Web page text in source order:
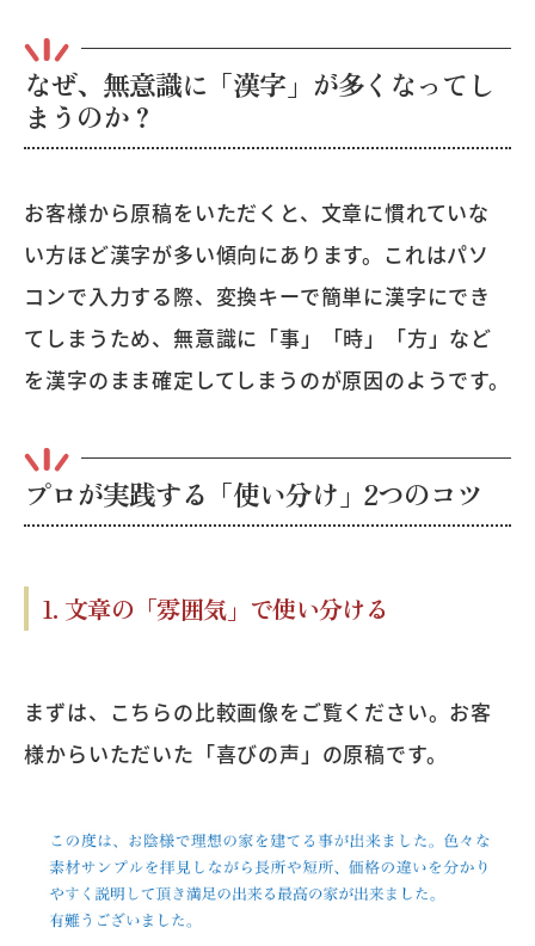
なぜ、無意識に「漢字」が多くなってし
まうのか？
お客様から原稿をいただくと、文章に慣れていな
い方ほど漢字が多い傾向にあります。これはパソ
コンで入力する際、変換キーで簡単に漢字にでき
てしまうため、無意識に「事」「時」「方」など
を漢字のまま確定してしまうのが原因のようです。
プロが実践する「使い分け」2つのコツ
1. 文章の「雰囲気」で使い分ける
まずは、こちらの比較画像をご覧ください。お客
様からいただいた「喜びの声」の原稿です。